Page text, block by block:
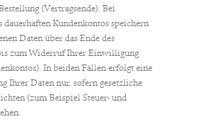
(Vertragsende). Bei
dauerhaften Kundenkontos speichern
Daten über das Ende des
zum Widerruf Ihrer Einwilligung
In beiden Fällen erfolgt eine
Ihrer Daten nur, sofern gesetzliche
(zum Beispiel Steuer- und